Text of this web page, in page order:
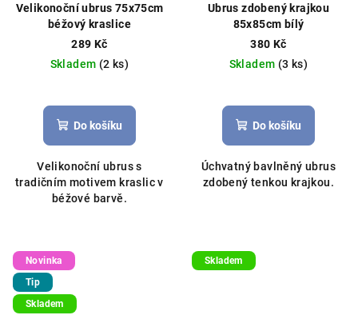
Velikonoční ubrus 75x75cm
béžový kraslice
289 Kč
Skladem (2 ks)
Do košíku
Velikonoční ubrus s
tradičním motivem kraslic v
béžové barvě.
Ubrus zdobený krajkou
85x85cm bílý
380 Kč
Skladem (3 ks)
Do košíku
Úchvatný bavlněný ubrus
zdobený tenkou krajkou.
Novinka
Tip
Skladem
Skladem